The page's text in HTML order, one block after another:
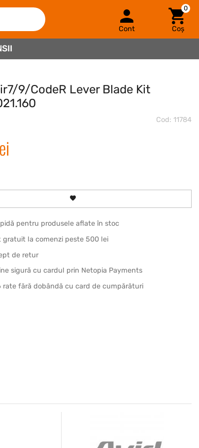
Cont Coș
0
9/CodeR Lever Blade Kit
Cod: 11784
pentru produsele aflate în stoc
gratuit la comenzi peste 500 lei
de retur
sigură cu cardul prin Netopia Payments
rate fără dobândă cu card de cumpărături